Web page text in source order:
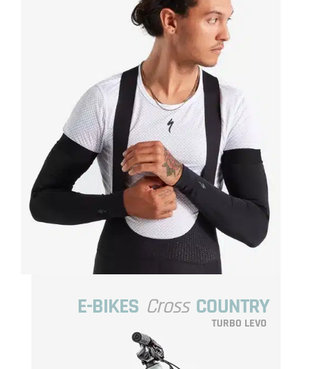
E-BIKES Cross COUNTRY
TURBO LEVO